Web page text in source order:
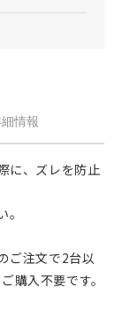
情報
に、ズレを防止
ご注文で2台以
購入不要です。